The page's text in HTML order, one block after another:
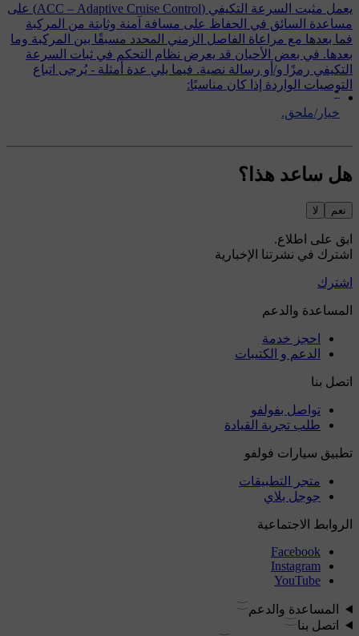
*
‏خيار/ملحق.
يعمل مثبت السرعة التكيفي (ACC – Adaptive Cruise Control) على
مساعدة السائق في الحفاظ على مسافة آمنة وثابتة من المركبة
فما بعدها مع مراعاة الفاصل الزمني المحدد مسبقًا بين المركبة وما
بعدها. في بعض الأحيان قد يعرض نظام التحكم في ثبات السرعة
التكيفي رمزًا و/أو رسالة نصية. فيما يلي عدة أمثلة - يُرجى اتباع
التوصيات الواردة إذا كان مناسبًا:
هل ساعد هذا؟
نعم لا